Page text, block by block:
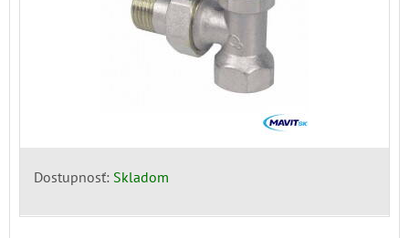
Dostupnosť: Skladom